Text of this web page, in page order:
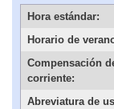
Hora estándar:
Horario de
Compensación
corriente:
Abreviatura de